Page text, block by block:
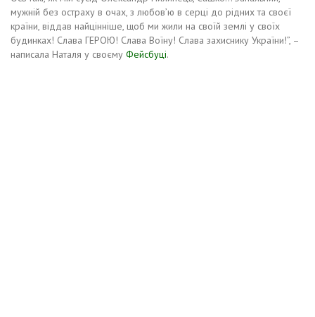
мужній без остраху в очах, з любов’ю в серці до рідних та своєї
країни, віддав найцінніше, щоб ми жили на своїй землі у своїх
будинках! Слава ГЕРОЮ! Слава Воїну! Слава захиснику України!”, –
написала Наталя у своєму Фейсбуці.